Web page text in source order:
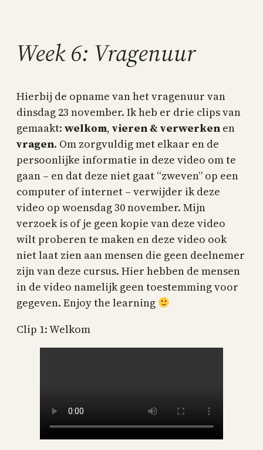
content
Week 6: Vragenuur
Hierbij de opname van het vragenuur van
dinsdag 23 november. Ik heb er drie clips van
gemaakt: welkom, vieren & verwerken en
vragen. Om zorgvuldig met elkaar en de
persoonlijke informatie in deze video om te
gaan – en dat deze niet gaat “zweven” op een
computer of internet – verwijder ik deze
video op woensdag 30 november. Mijn
verzoek is of je geen kopie van deze video
wilt proberen te maken en deze video ook
niet laat zien aan mensen die geen deelnemer
zijn van deze cursus. Hier hebben de mensen
in de video namelijk geen toestemming voor
gegeven. Enjoy the learning
Clip 1: Welkom